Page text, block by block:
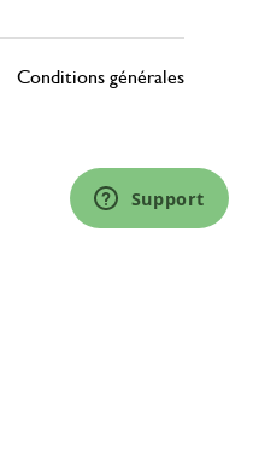
Conditions générales
Support